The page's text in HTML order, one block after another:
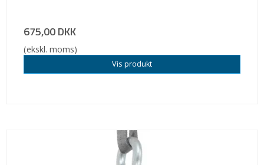
675,00 DKK
(ekskl. moms)
Vis produkt